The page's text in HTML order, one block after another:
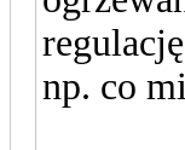
np. co